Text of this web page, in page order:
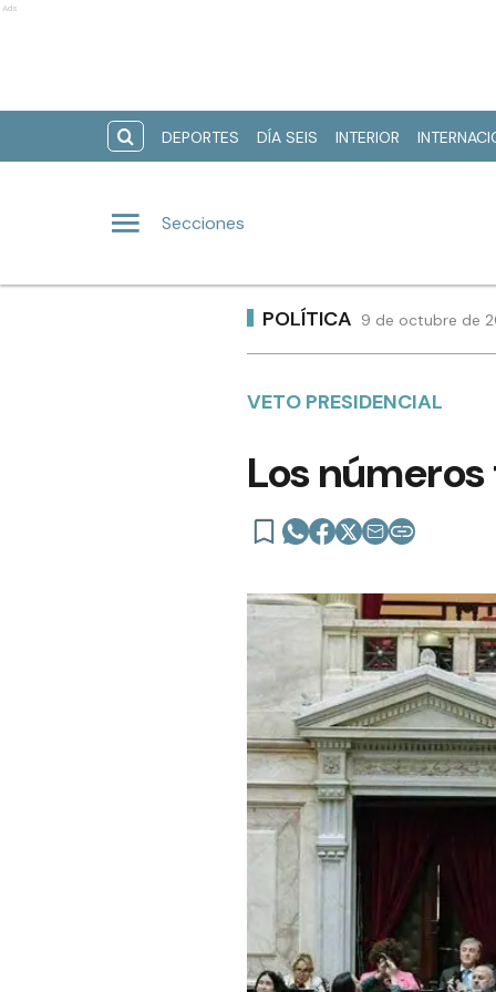
Ads
DEPORTES DÍA SEIS INTERIOR
Secciones
POLÍTICA 9 de octubre de
VETO PRESIDENCIAL
Los